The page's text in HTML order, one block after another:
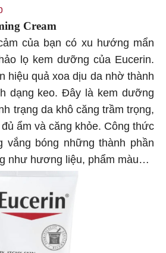
Cream
của bạn có xu hướng mẩn
lọ kem dưỡng của Eucerin.
hiệu quả xoa dịu da nhờ thành
dạng keo. Đây là kem dưỡng
trạng da khô căng trầm trọng,
ẩm và căng khỏe. Công thức
vắng bóng những thành phần
như hương liệu, phẩm màu…